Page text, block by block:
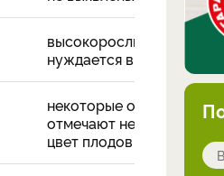
высокорослый куст (до
нуждается в подвязке
некоторые огородники
отмечают не очень
цвет плодов